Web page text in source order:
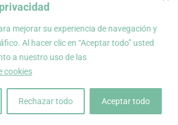
mejorar su experiencia de navegación y
Al hacer clic en “Aceptar todo” usted
a nuestro uso de las
cookies
Rechazar todo Aceptar todo
de uso
Política de privacidad
Mi cuenta
de complementos únicos y atemporales a
de materiales recuperados